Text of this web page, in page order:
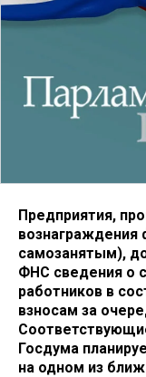
Предприятия,
вознаграждения
самозанятым),
ФНС сведения о
работников в
взносам за
Госдума
на одном из